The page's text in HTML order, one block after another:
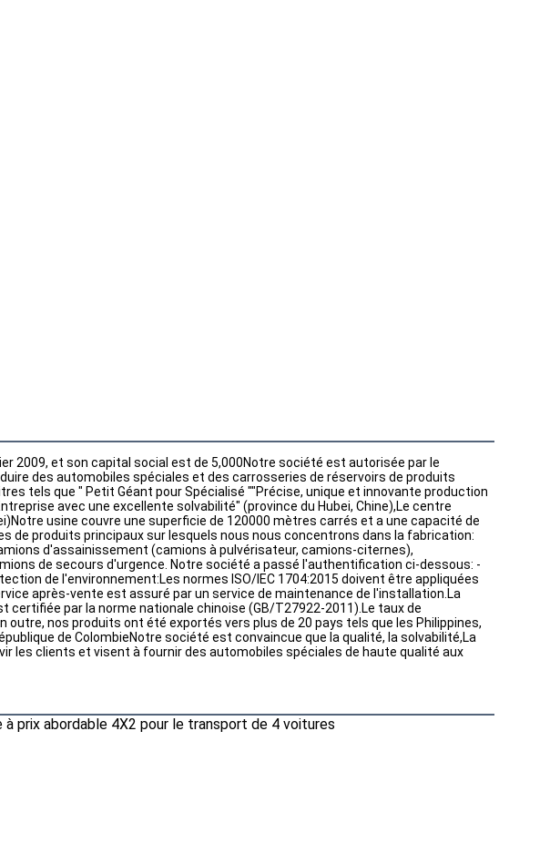
2009, et son capital social est de 5,000Notre société est autorisée par le
des automobiles spéciales et des carrosseries de réservoirs de produits
tels que " Petit Géant pour Spécialisé ""Précise, unique et innovante production
avec une excellente solvabilité" (province du Hubei, Chine),Le centre
usine couvre une superficie de 120000 mètres carrés et a une capacité de
de produits principaux sur lesquels nous nous concentrons dans la fabrication:
d'assainissement (camions à pulvérisateur, camions-citernes),
de secours d'urgence. Notre société a passé l'authentification ci-dessous: -
de l'environnement:Les normes ISO/IEC 1704:2015 doivent être appliquées
après-vente est assuré par un service de maintenance de l'installation.La
par la norme nationale chinoise (GB/T27922-2011).Le taux de
nos produits ont été exportés vers plus de 20 pays tels que les Philippines,
de ColombieNotre société est convaincue que la qualité, la solvabilité,La
les clients et visent à fournir des automobiles spéciales de haute qualité aux